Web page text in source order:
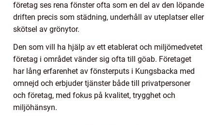
företag ses rena fönster ofta som en del av den löpande
driften precis som städning, underhåll av uteplatser eller
skötsel av grönytor.
Den som vill ha hjälp av ett etablerat och miljömedvetet
företag i området vänder sig ofta till göab. Företaget
har lång erfarenhet av fönsterputs i Kungsbacka med
omnejd och erbjuder tjänster både till privatpersoner
och företag, med fokus på kvalitet, trygghet och
miljöhänsyn.